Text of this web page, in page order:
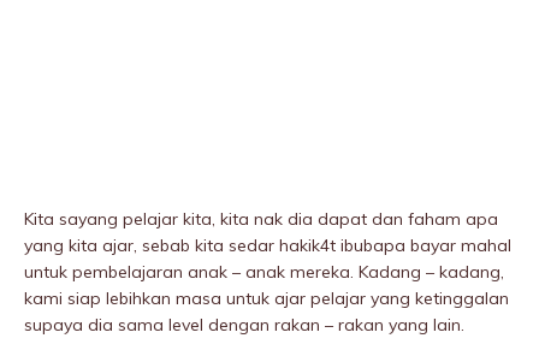
Kita sayang pelajar kita, kita nak dia dapat dan faham apa
yang kita ajar, sebab kita sedar hakik4t ibubapa bayar mahal
untuk pembelajaran anak – anak mereka. Kadang – kadang,
kami siap lebihkan masa untuk ajar pelajar yang ketinggalan
supaya dia sama level dengan rakan – rakan yang lain.